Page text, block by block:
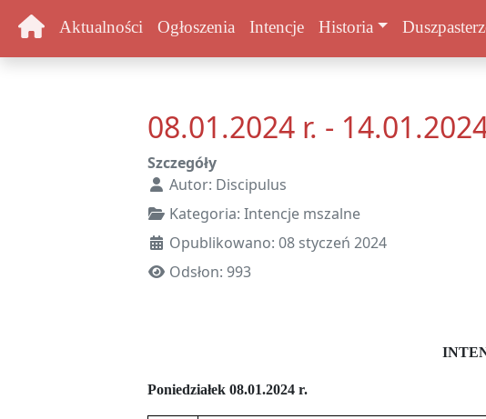
Aktualności Ogłoszenia Intencje Historia
08.01.2024 r. -
Szczegóły
Autor: Discipulus
Kategoria: Intencje mszalne
Opublikowano: 08 styczeń 2024
Odsłon: 993
Poniedziałek 08.01.2024 r.